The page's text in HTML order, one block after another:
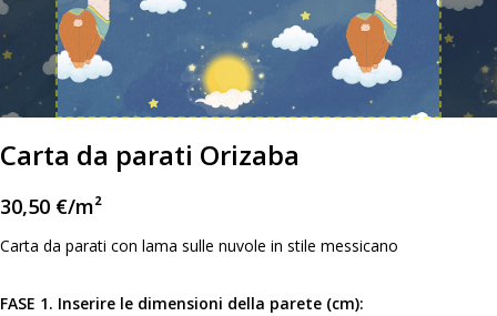
Carta da parati Orizaba
30,50 €/m²
Carta da parati con lama sulle nuvole in stile messicano
FASE 1. Inserire le dimensioni della parete (cm):